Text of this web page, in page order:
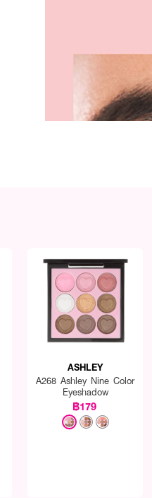
ASHLEY
A268 Ashley Nine Color
Eyeshadow
฿179